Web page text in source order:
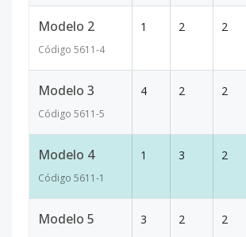
Modelo 2
Código 5611-4
1 2 2
Modelo 3
Código 5611-5
4 2 2
Modelo 4
Código 5611-1
1 3 2
Modelo 5 3 2 2